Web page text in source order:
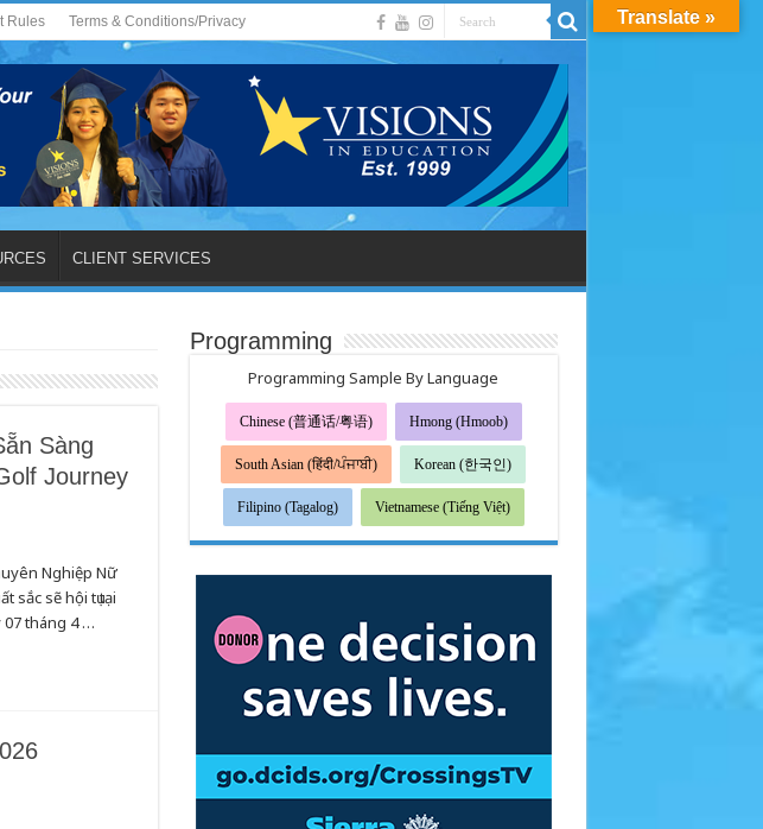
Rules Terms & Conditions/Privacy
CLIENT SERVICES
Sàng
Journey
Nghiệp Nữ
sắc sẽ hội tụ tại
07 tháng 4 …
Programming
Programming Sample By Language
Chinese (普通话/粤语) Hmong (Hmoob)
South Asian (हिंदी/ਪੰਜਾਬੀ) Korean (한국인)
Filipino (Tagalog) Vietnamese (Tiếng Việt)
Translate »